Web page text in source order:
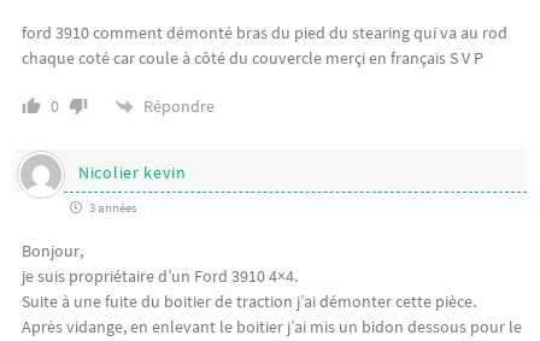
ford 3910 comment démonté bras du pied du stearing qui va au rod
chaque coté car coule à côté du couvercle merçi en français S V P
0 Répondre
Nicolier kevin
3 années
Bonjour,
je suis propriétaire d’un Ford 3910 4×4.
Suite à une fuite du boitier de traction j’ai démonter cette pièce.
Après vidange, en enlevant le boitier j’ai mis un bidon dessous pour le